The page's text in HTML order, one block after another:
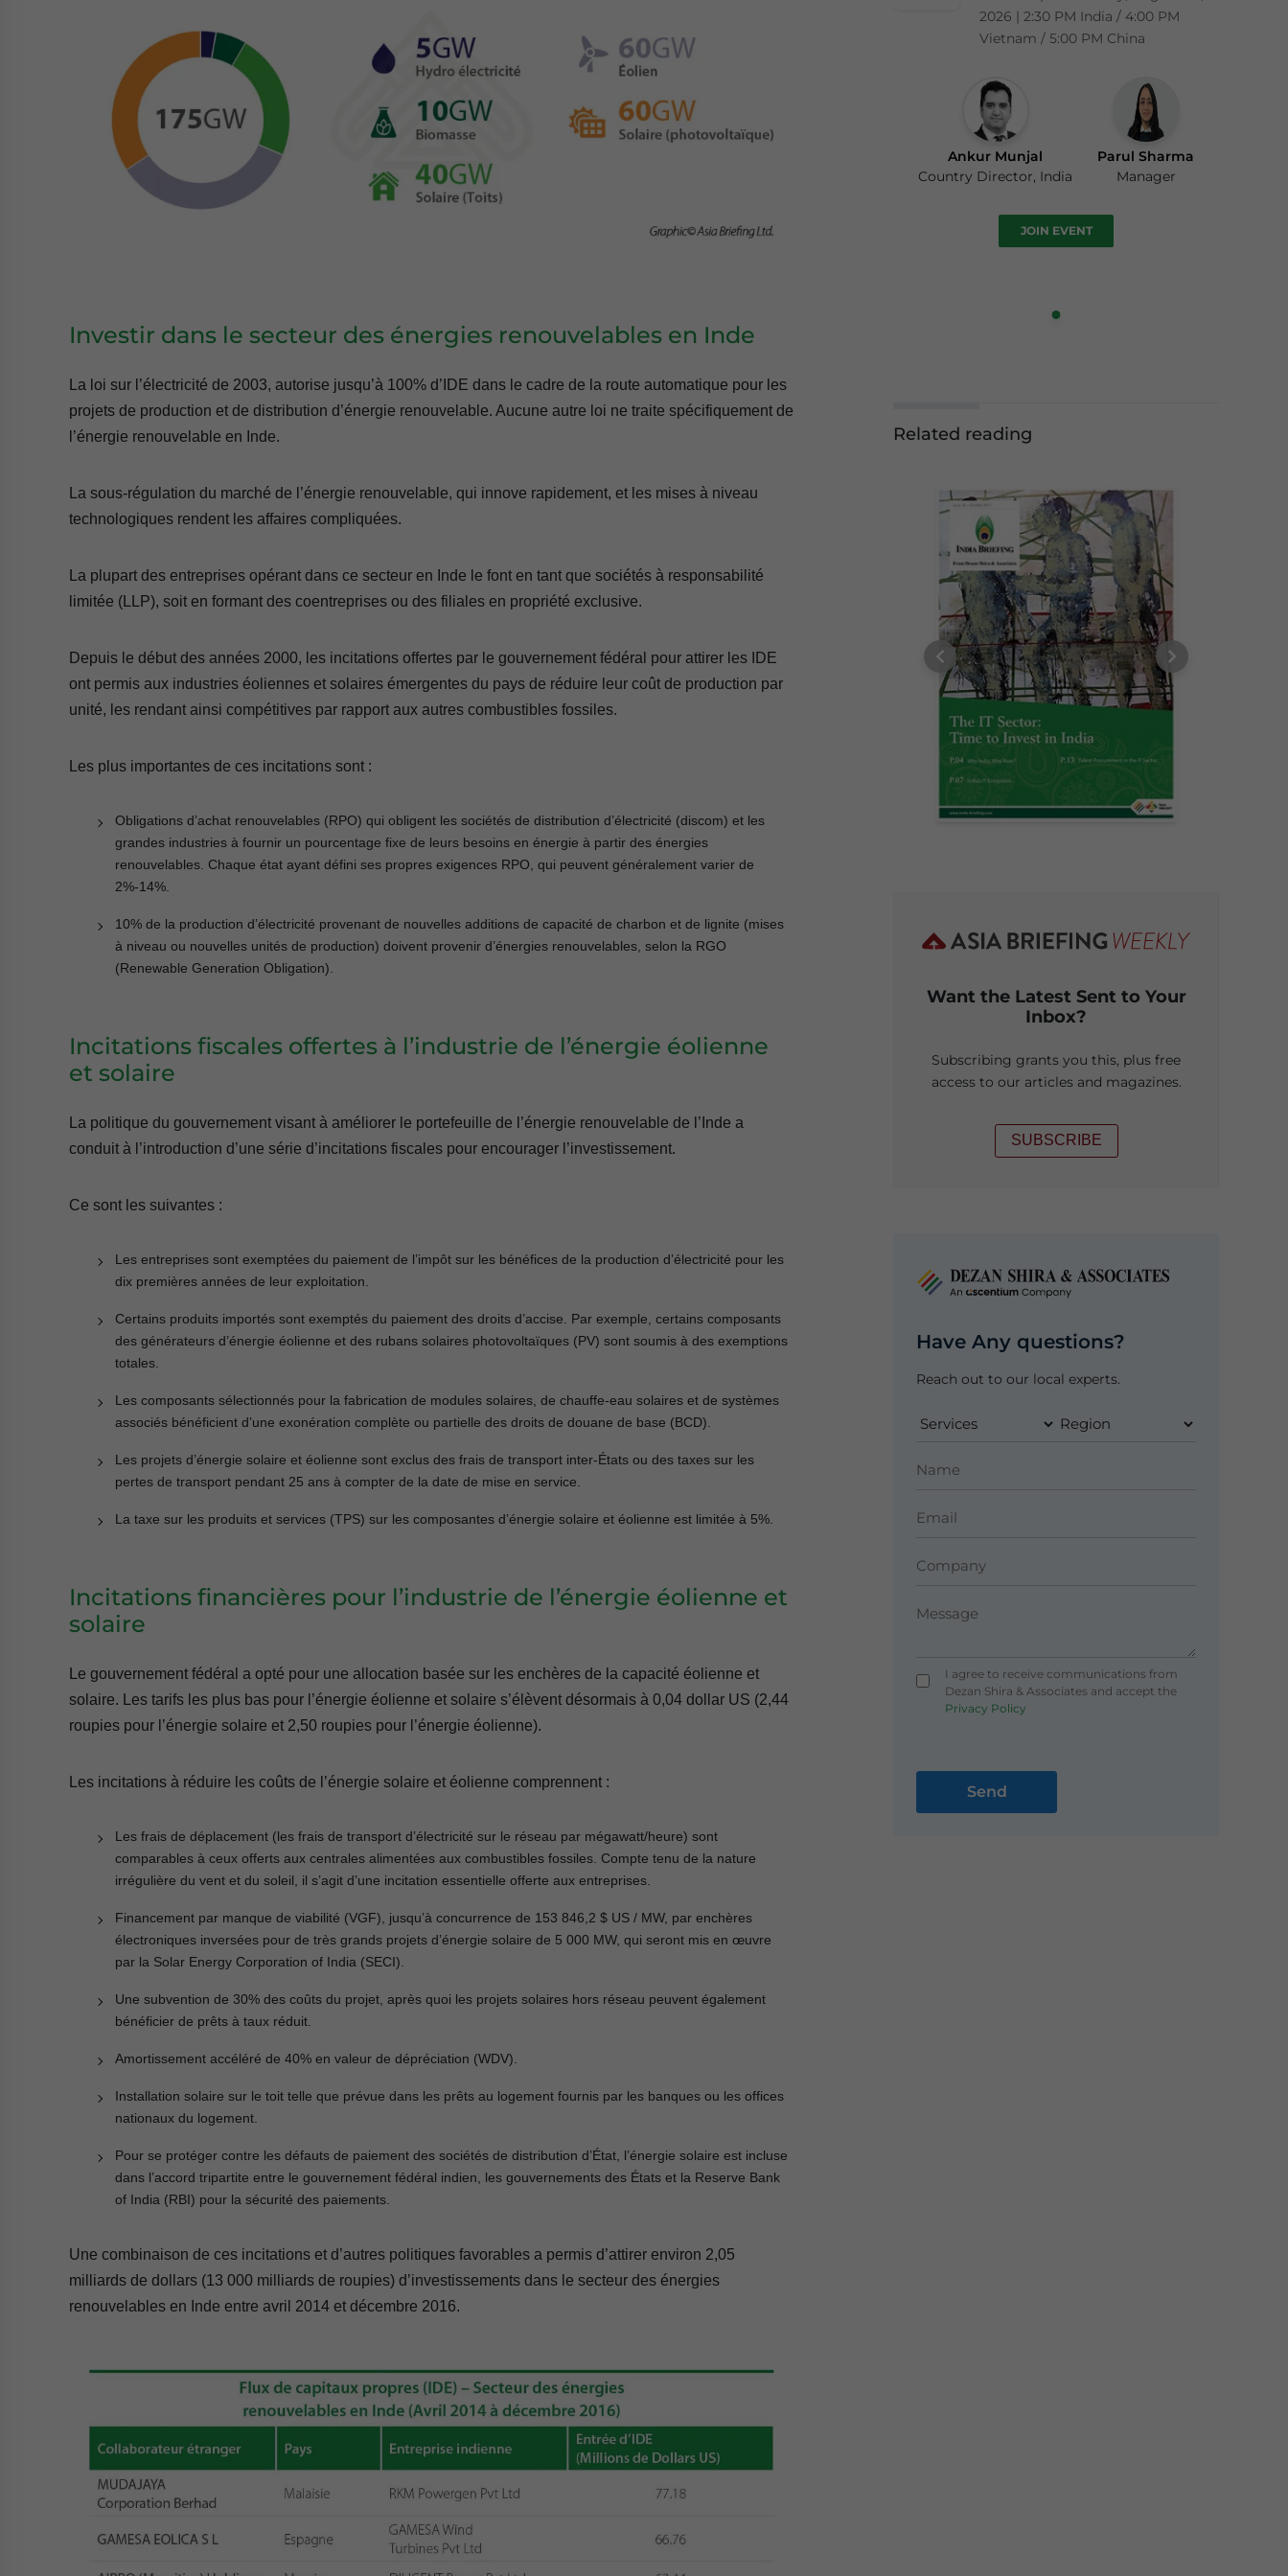
Investir dans le secteur des énergies renouvelables en Inde
La loi sur l’électricité de 2003, autorise jusqu’à 100% d’IDE dans le cadre de la route automatique pour les
projets de production et de distribution d’énergie renouvelable. Aucune autre loi ne traite spécifiquement de
l’énergie renouvelable en Inde.
La sous-régulation du marché de l’énergie renouvelable, qui innove rapidement, et les mises à niveau
technologiques rendent les affaires compliquées.
La plupart des entreprises opérant dans ce secteur en Inde le font en tant que sociétés à responsabilité
limitée (LLP), soit en formant des coentreprises ou des filiales en propriété exclusive.
Depuis le début des années 2000, les incitations offertes par le gouvernement fédéral pour attirer les IDE
ont permis aux industries éoliennes et solaires émergentes du pays de réduire leur coût de production par
unité, les rendant ainsi compétitives par rapport aux autres combustibles fossiles.
Les plus importantes de ces incitations sont :
Obligations d’achat renouvelables (RPO) qui obligent les sociétés de distribution d’électricité (discom) et les
grandes industries à fournir un pourcentage fixe de leurs besoins en énergie à partir des énergies
renouvelables. Chaque état ayant défini ses propres exigences RPO, qui peuvent généralement varier de
2%-14%.
10% de la production d’électricité provenant de nouvelles additions de capacité de charbon et de lignite (mises
à niveau ou nouvelles unités de production) doivent provenir d’énergies renouvelables, selon la RGO
(Renewable Generation Obligation).
Incitations fiscales offertes à l’industrie de l’énergie éolienne
et solaire
La politique du gouvernement visant à améliorer le portefeuille de l’énergie renouvelable de l’Inde a
conduit à l’introduction d’une série d’incitations fiscales pour encourager l’investissement.
Ce sont les suivantes :
Les entreprises sont exemptées du paiement de l’impôt sur les bénéfices de la production d’électricité pour les
dix premières années de leur exploitation.
Certains produits importés sont exemptés du paiement des droits d’accise. Par exemple, certains composants
des générateurs d’énergie éolienne et des rubans solaires photovoltaïques (PV) sont soumis à des exemptions
totales.
Les composants sélectionnés pour la fabrication de modules solaires, de chauffe-eau solaires et de systèmes
associés bénéficient d’une exonération complète ou partielle des droits de douane de base (BCD).
Les projets d’énergie solaire et éolienne sont exclus des frais de transport inter-États ou des taxes sur les
pertes de transport pendant 25 ans à compter de la date de mise en service.
La taxe sur les produits et services (TPS) sur les composantes d’énergie solaire et éolienne est limitée à 5%.
Incitations financières pour l’industrie de l’énergie éolienne et
solaire
Le gouvernement fédéral a opté pour une allocation basée sur les enchères de la capacité éolienne et
solaire. Les tarifs les plus bas pour l’énergie éolienne et solaire s’élèvent désormais à 0,04 dollar US (2,44
roupies pour l’énergie solaire et 2,50 roupies pour l’énergie éolienne).
Les incitations à réduire les coûts de l’énergie solaire et éolienne comprennent :
Les frais de déplacement (les frais de transport d’électricité sur le réseau par mégawatt/heure) sont
comparables à ceux offerts aux centrales alimentées aux combustibles fossiles. Compte tenu de la nature
irrégulière du vent et du soleil, il s’agit d’une incitation essentielle offerte aux entreprises.
Financement par manque de viabilité (VGF), jusqu’à concurrence de 153 846,2 $ US / MW, par enchères
électroniques inversées pour de très grands projets d’énergie solaire de 5 000 MW, qui seront mis en œuvre
par la Solar Energy Corporation of India (SECI).
Une subvention de 30% des coûts du projet, après quoi les projets solaires hors réseau peuvent également
bénéficier de prêts à taux réduit.
Amortissement accéléré de 40% en valeur de dépréciation (WDV).
Installation solaire sur le toit telle que prévue dans les prêts au logement fournis par les banques ou les offices
nationaux du logement.
Pour se protéger contre les défauts de paiement des sociétés de distribution d’État, l’énergie solaire est incluse
dans l’accord tripartite entre le gouvernement fédéral indien, les gouvernements des États et la Reserve Bank
of India (RBI) pour la sécurité des paiements.
Une combinaison de ces incitations et d’autres politiques favorables a permis d’attirer environ 2,05
milliards de dollars (13 000 milliards de roupies) d’investissements dans le secteur des énergies
renouvelables en Inde entre avril 2014 et décembre 2016.
2026 | 2:30 PM India / 4:00 PM
Vietnam / 5:00 PM China
Ankur Munjal
Country Director, India
Parul Sharma
Manager
JOIN EVENT
Related reading
Want the Latest Sent to Your
Inbox?
Subscribing grants you this, plus free
access to our articles and magazines.
SUBSCRIBE
Have Any questions?
Reach out to our local experts.
I agree to receive communications from
Dezan Shira & Associates and accept the
Privacy Policy